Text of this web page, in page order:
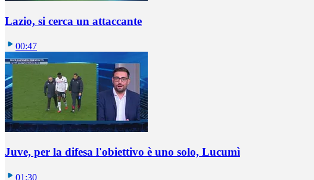
Lazio, si cerca un attaccante
00:47
Juve, per la difesa l'obiettivo è uno solo, Lucumì
01:30